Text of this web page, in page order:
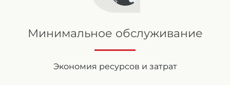
Минимальное обслуживание
Экономия ресурсов и затрат